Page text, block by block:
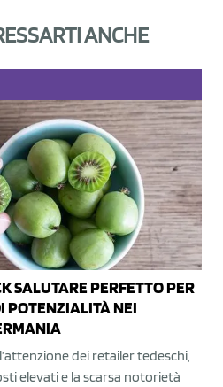
ANCHE
SALUTARE PERFETTO PER
POTENZIALITÀ NEI
dei retailer tedeschi,
elevati e la scarsa notorietà